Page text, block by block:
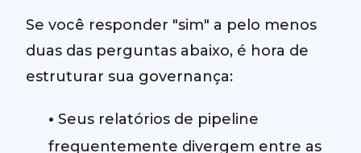
Se você responder "sim" a pelo menos
duas das perguntas abaixo, é hora de
estruturar sua governança:
• Seus relatórios de pipeline
frequentemente divergem entre as